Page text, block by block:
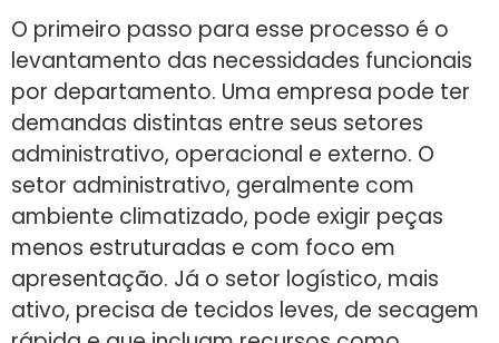
O primeiro passo para esse processo é o
levantamento das necessidades funcionais
por departamento. Uma empresa pode ter
demandas distintas entre seus setores
administrativo, operacional e externo. O
setor administrativo, geralmente com
ambiente climatizado, pode exigir peças
menos estruturadas e com foco em
apresentação. Já o setor logístico, mais
ativo, precisa de tecidos leves, de secagem